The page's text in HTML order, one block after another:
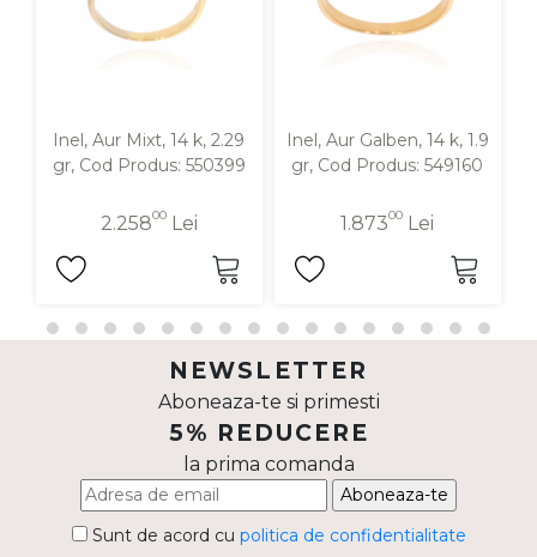
Inel, Aur Mixt, 14 k, 2.29
gr, Cod Produs: 550399
2.25800Lei
Inel, Aur Galben, 14 k, 1.9
gr, Cod Produs: 549160
1.87300 Lei
NEWSLETTER
Aboneaza-te si primesti
5% REDUCERE
la prima comanda
Aboneaza-te
Sunt de acord cu politica de confidentialitate